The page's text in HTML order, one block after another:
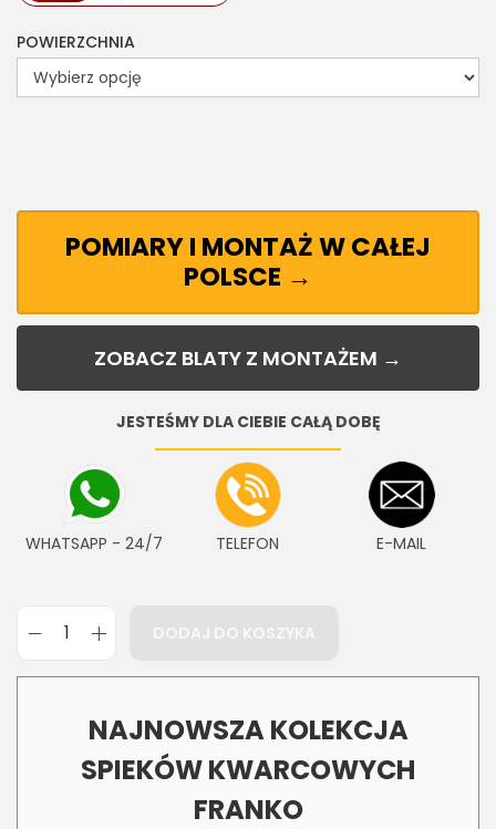
POWIERZCHNIA
POMIARY I MONTAŻ W CAŁEJ
POLSCE →
ZOBACZ BLATY Z MONTAŻEM →
JESTEŚMY DLA CIEBIE CAŁĄ DOBĘ
WHATSAPP - 24/7 TELEFON E-MAIL
NAJNOWSZA KOLEKCJA
SPIEKÓW KWARCOWYCH
FRANKO